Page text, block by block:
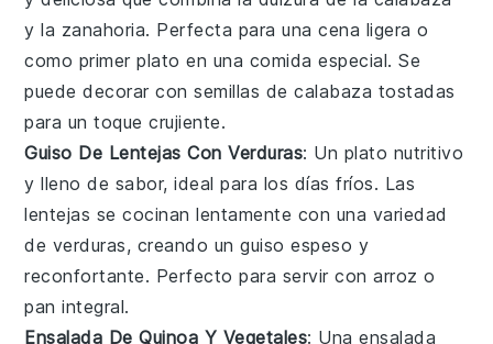
y la zanahoria. Perfecta para una cena ligera o
como primer plato en una comida especial. Se
puede decorar con semillas de calabaza tostadas
para un toque crujiente.
Guiso De Lentejas Con Verduras: Un plato nutritivo
y lleno de sabor, ideal para los días fríos. Las
lentejas se cocinan lentamente con una variedad
de verduras, creando un guiso espeso y
reconfortante. Perfecto para servir con arroz o
pan integral.
Ensalada De Quinoa Y Vegetales: Una ensalada